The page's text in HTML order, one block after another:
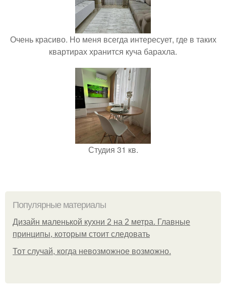
Очень красиво. Но меня всегда интересует, где в таких
квартирах хранится куча барахла.
Студия 31 кв.
Популярные материалы
Дизайн маленькой кухни 2 на 2 метра. Главные
принципы, которым стоит следовать
Тот случай, когда невозможное возможно.